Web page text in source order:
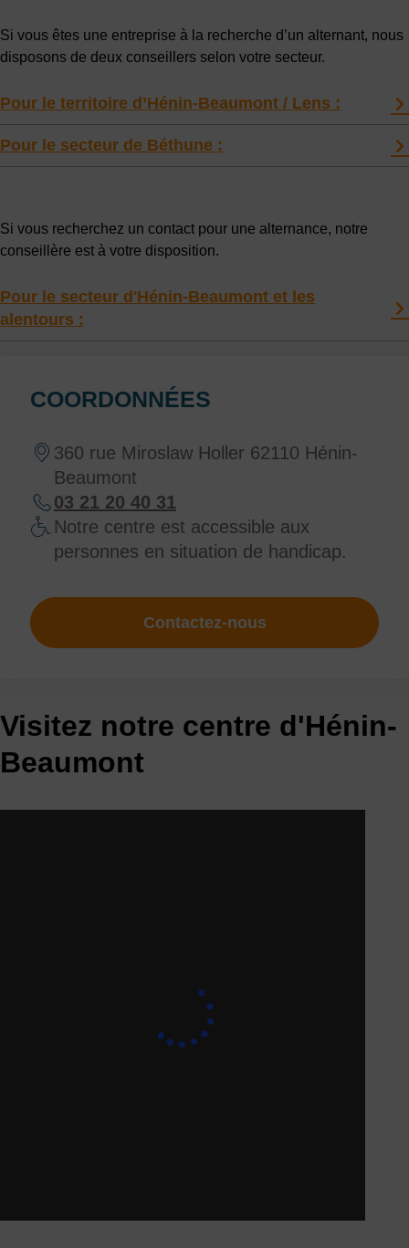
Si vous êtes une entreprise à la recherche d’un alternant, nous
disposons de deux conseillers selon votre secteur.
Pour le territoire d’Hénin-Beaumont / Lens :
Pour le secteur de Béthune :
Si vous recherchez un contact pour une alternance, notre
conseillère est à votre disposition.
Pour le secteur d'Hénin-Beaumont et les
alentours :
COORDONNÉES
360 rue Miroslaw Holler 62110 Hénin-
Beaumont
03 21 20 40 31
Notre centre est accessible aux
personnes en situation de handicap.
Contactez-nous
Visitez notre centre d'Hénin-
Beaumont